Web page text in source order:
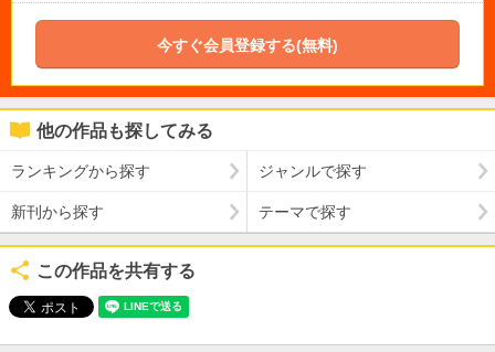
今すぐ会員登録する(無料)
他の作品も探してみる
ランキングから探す ジャンルで探す
新刊から探す テーマで探す
この作品を共有する